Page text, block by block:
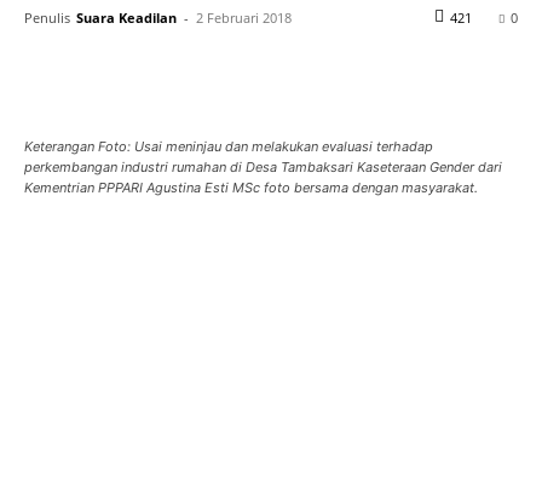
Penulis Suara Keadilan - 2 Februari 2018 0
421
Keterangan Foto: Usai meninjau dan melakukan evaluasi terhadap
perkembangan industri rumahan di Desa Tambaksari Kaseteraan Gender dari
Kementrian PPPARI Agustina Esti MSc foto bersama dengan masyarakat.